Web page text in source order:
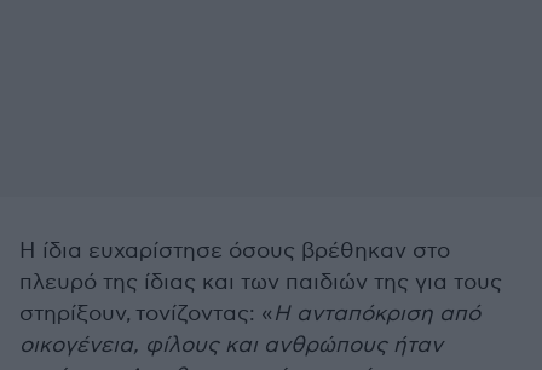
Η ίδια ευχαρίστησε όσους βρέθηκαν στο
πλευρό της ίδιας και των παιδιών της για τους
στηρίξουν, τονίζοντας: «Η ανταπόκριση από
οικογένεια, φίλους και ανθρώπους ήταν